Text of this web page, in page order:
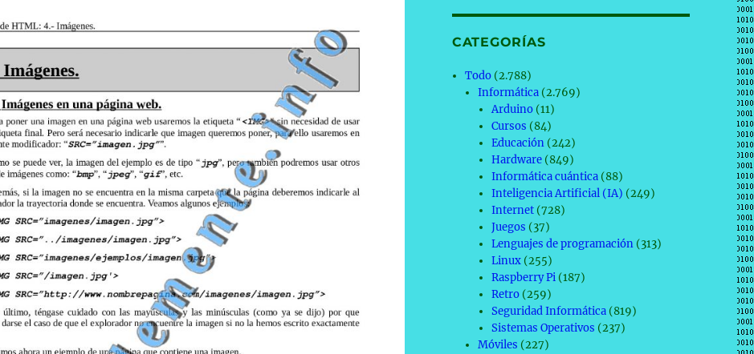
CATEGORÍAS
Todo (2.788)
Informática (2.769)
Arduino(11)
Cursos (84)
Educación(242)
Hardware(849)
Informática cuántica(88)
Inteligencia Artificial (IA) (249)
Internet(728)
Juegos (37)
Lenguajes de programación(313)
Linux(255)
Raspberry Pi(187)
Retro(259)
Seguridad Informática(819)
Sistemas Operativos (237)
Móviles (227)